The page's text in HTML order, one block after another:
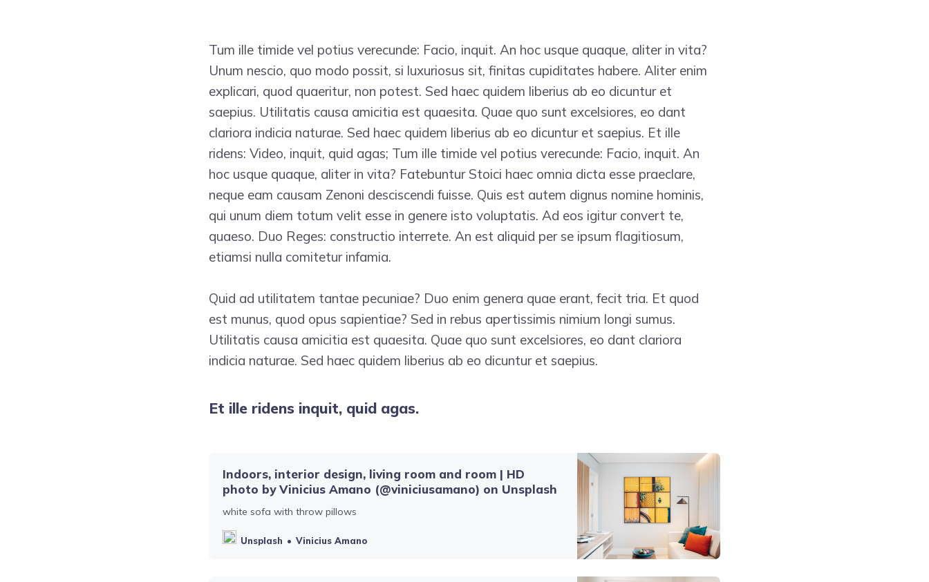
Tum ille timide vel potius verecunde: Facio, inquit. An hoc usque quaque, aliter in vita?
Unum nescio, quo modo possit, si luxuriosus sit, finitas cupiditates habere. Aliter enim
explicari, quod quaeritur, non potest. Sed haec quidem liberius ab eo dicuntur et
saepius. Utilitatis causa amicitia est quaesita. Quae quo sunt excelsiores, eo dant
clariora indicia naturae. Sed haec quidem liberius ab eo dicuntur et saepius. Et ille
ridens: Video, inquit, quid agas; Tum ille timide vel potius verecunde: Facio, inquit. An
hoc usque quaque, aliter in vita? Fatebuntur Stoici haec omnia dicta esse praeclare,
neque eam causam Zenoni desciscendi fuisse. Quis est autem dignus nomine hominis,
qui unum diem totum velit esse in genere isto voluptatis. Ad eos igitur convert te,
quaeso. Duo Reges: constructio interrete. An est aliquid per se ipsum flagitiosum,
etiamsi nulla comitetur infamia.
Quid ad utilitatem tantae pecuniae? Duo enim genera quae erant, fecit tria. Et quod
est munus, quod opus sapientiae? Sed in rebus apertissimis nimium longi sumus.
Utilitatis causa amicitia est quaesita. Quae quo sunt excelsiores, eo dant clariora
indicia naturae. Sed haec quidem liberius ab eo dicuntur et saepius.
Et ille ridens inquit, quid agas.
Indoors, interior design, living room and room | HD
photo by Vinicius Amano (@viniciusamano) on Unsplash
white sofa with throw pillows
Unsplash Vinicius Amano